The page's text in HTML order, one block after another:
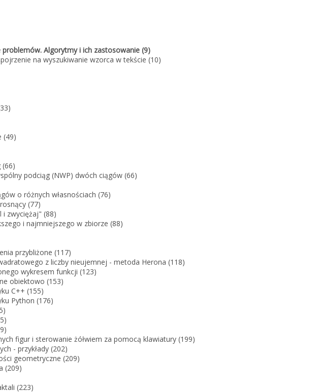
problemów. Algorytmy i ich zastosowanie (9)
na wyszukiwanie wzorca w tekście (10)
(49)
(66)
podciąg (NWP) dwóch ciągów (66)
o różnych własnościach (76)
(77)
zwyciężaj" (88)
i najmniejszego w zbiorze (88)
przybliżone (117)
z liczby nieujemnej - metoda Herona (118)
wykresem funkcji (123)
obiektowo (153)
C++ (155)
Python (176)
figur i sterowanie żółwiem za pomocą klawiatury (199)
- przykłady (202)
geometryczne (209)
(209)
(223)